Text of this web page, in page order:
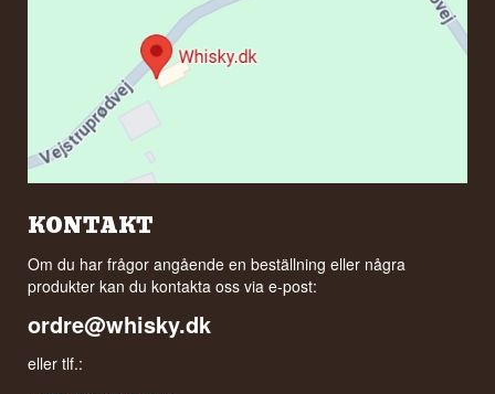
KONTAKT
Om du har frågor angående en beställning eller några
produkter kan du kontakta oss via e-post:
ordre@whisky.dk
eller tlf.: